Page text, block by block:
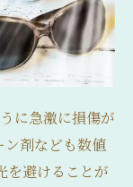
に急激に損傷が
ン剤なども数値
を避けることが